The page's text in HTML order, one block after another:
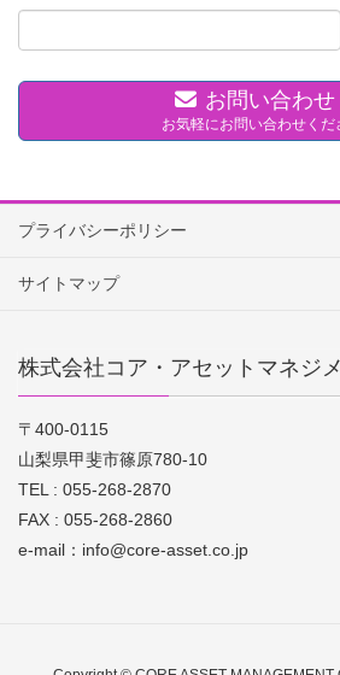
お問い合わせ
お気軽にお問い合わせくだ
プライバシーポリシー
サイトマップ
株式会社コア・アセットマネジ
〒400-0115
山梨県甲斐市篠原780-10
TEL : 055-268-2870
FAX : 055-268-2860
e-mail：info@core-asset.co.jp